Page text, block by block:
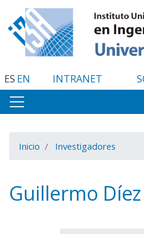
al
ES EN INTRANET
Inicio Investigadores
Guillermo